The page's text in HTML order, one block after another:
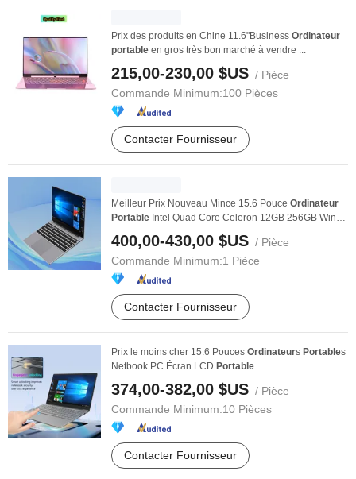
Prix des produits en Chine 11.6"Business Ordinateur
portable en gros très bon marché à vendre ...
215,00-230,00 $US / Pièce
Commande Minimum:100 Pièces
Contacter Fournisseur
Meilleur Prix Nouveau Mince 15.6 Pouce Ordinateur
Portable Intel Quad Core Celeron 12GB 256GB Win10
400,00-430,00 $US / Pièce
Commande Minimum:1 Pièce
Contacter Fournisseur
Prix le moins cher 15.6 Pouces Ordinateurs Portables
Netbook PC Écran LCD Portable
374,00-382,00 $US / Pièce
Commande Minimum:10 Pièces
Contacter Fournisseur